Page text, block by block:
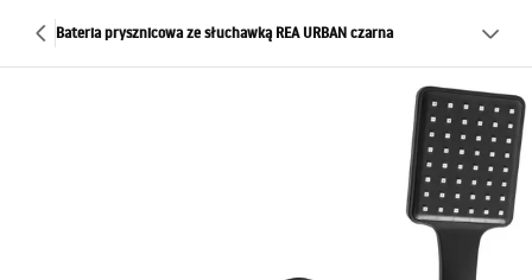
Bateria prysznicowa ze słuchawką REA URBAN czarna